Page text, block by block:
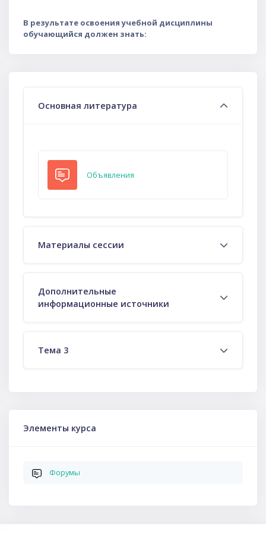
В результате освоения учебной дисциплины
обучающийся должен знать:
Основная литература
Объявления
Материалы сессии
Дополнительные
информационные источники
Тема 3
Элементы курса
Форумы